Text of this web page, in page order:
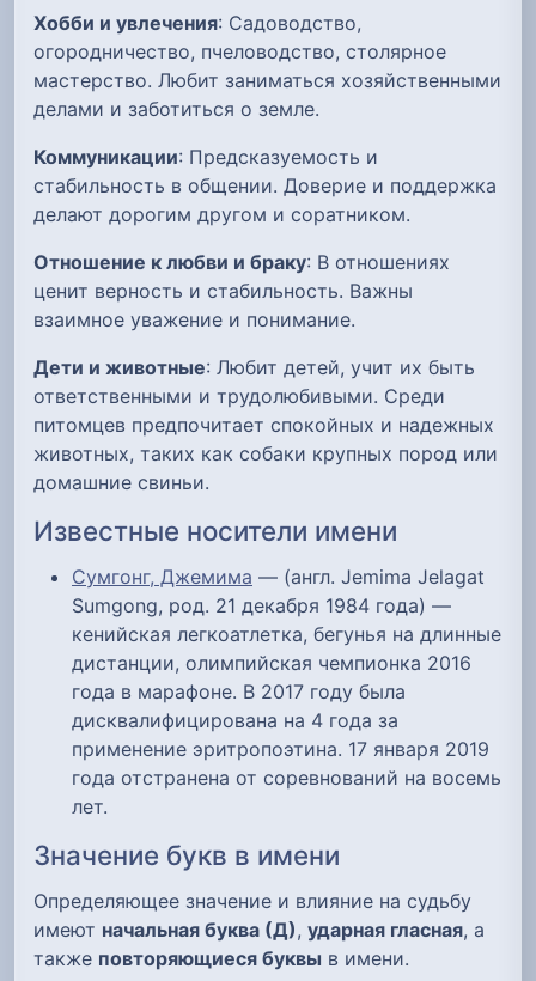
Хобби и увлечения: Садоводство,
огородничество, пчеловодство, столярное
мастерство. Любит заниматься хозяйственными
делами и заботиться о земле.
Коммуникации: Предсказуемость и
стабильность в общении. Доверие и поддержка
делают дорогим другом и соратником.
Отношение к любви и браку: В отношениях
ценит верность и стабильность. Важны
взаимное уважение и понимание.
Дети и животные: Любит детей, учит их быть
ответственными и трудолюбивыми. Среди
питомцев предпочитает спокойных и надежных
животных, таких как собаки крупных пород или
домашние свиньи.
Известные носители имени
Сумгонг, Джемима — (англ. Jemima Jelagat
Sumgong, род. 21 декабря 1984 года) —
кенийская легкоатлетка, бегунья на длинные
дистанции, олимпийская чемпионка 2016
года в марафоне. В 2017 году была
дисквалифицирована на 4 года за
применение эритропоэтина. 17 января 2019
года отстранена от соревнований на восемь
лет.
Значение букв в имени
Определяющее значение и влияние на судьбу
имеют начальная буква (Д), ударная гласная, а
также повторяющиеся буквы в имени.